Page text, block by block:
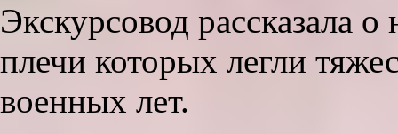
Экскурсовод
плечи которых легли
военных лет.